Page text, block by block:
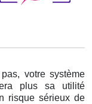
votre système
plus sa utilité
risque sérieux de